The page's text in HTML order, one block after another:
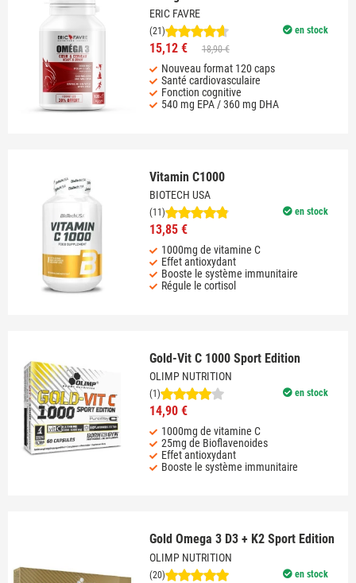
ERIC FAVRE
en stock
(21)
15,12 € 18,90 €
Nouveau format 120 caps
Santé cardiovasculaire
Fonction cognitive
540 mg EPA / 360 mg DHA
Vitamin C1000
BIOTECH USA
en stock
(11)
13,85 €
1000mg de vitamine C
Effet antioxydant
Booste le système immunitaire
Régule le cortisol
Gold-Vit C 1000 Sport Edition
OLIMP NUTRITION
en stock
(1)
14,90 €
1000mg de vitamine C
25mg de Bioflavenoides
Effet antioxydant
Booste le système immunitaire
Gold Omega 3 D3 + K2 Sport Edition
OLIMP NUTRITION
en stock
(20)